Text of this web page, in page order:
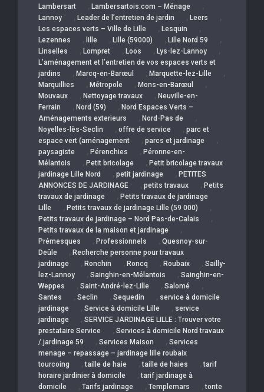
Lambersart , Lambersartois.com – Ménage ,
Lannoy , Leader de l’entretien de jardin , Leers ,
Les espaces verts – Ville de Lille , Lesquin ,
Lezennes , lille , Lille (59000) , Lille Nord 59 ,
Linselles , Lompret , Loos , Lys-lez-Lannoy ,
L’aménagement et l’entretien de vos espaces verts et
jardins
, Marcq-en-Barœul , Marquette-lez-Lille ,
Marquillies , Métropole , Mons-en-Barœul ,
Mouvaux , Nettoyage travaux , Neuville-en-
Ferrain
, Nord (59) , Nord Espaces Verts –
Aménagements exterieurs
, Nord-Pas de ,
Noyelles-lès-Seclin , offre de service , parc et
espace vert (aménagement
, parcs et jardinage ,
paysagiste , Pérenchies , Péronne-en-
Mélantois
, Petit bricolage , Petit bricolage travaux
jardinage Lille Nord
, petit jardinage , PETITES
ANNONCES DE JARDINAGE
, petits travaux , Petits
travaux de jardinage
, Petits travaux de jardinage
Lille
, Petits travaux de jardinage Lille (59 000) ,
Petits travaux de jardinage – Nord Pas-de-Calais ,
Petits travaux de la maison et jardinage ,
Prémesques , Professionnels , Quesnoy-sur-
Deûle
, Recherche personne pour travaux
jardinage
, Ronchin , Roncq , Roubaix , Sailly-
lez-Lannoy
, Sainghin-en-Mélantois , Sainghin-en-
Weppes
, Saint-André-lez-Lille , Salomé ,
Santes , Seclin , Sequedin , service à domicile
jardinage
, Service à domicile Lille , service
jardinage
, SERVICE JARDINAGE LILLE : Trouver votre
prestataire Service
, Services à domicile Nord travaux
/ jardinage 59
, Services Maison , Services
menage – repassage – jardinage lille roubaix
tourcoing
,taille de haie ,taille de haies ,tarif
horaire jardinier à domicile
,tarif jardinage à
domicile
, Tarifs jardinage , Templemars ,tonte